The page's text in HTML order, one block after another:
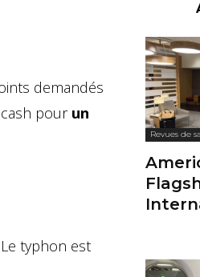
demandés
pour un
Le typhon est
Revues de